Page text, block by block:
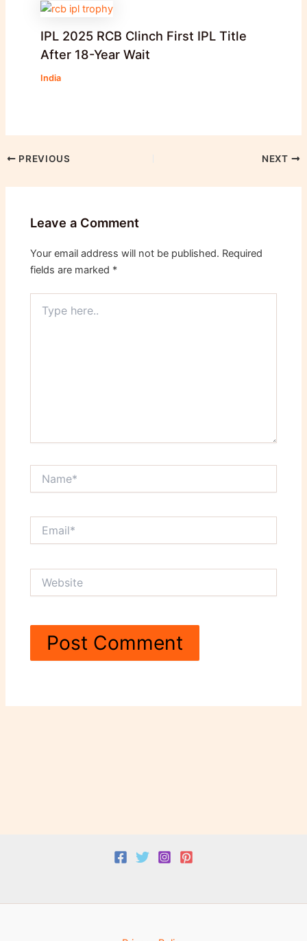
IPL 2025 RCB Clinch First IPL Title
After 18-Year Wait
India
PREVIOUS NEXT
Leave a Comment
Your email address will not be published. Required
fields are marked *
here..